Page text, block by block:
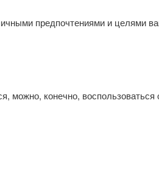
предпочтениями и целями
можно, конечно,